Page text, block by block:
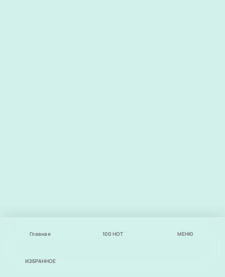
Главная 100 НОТ МЕНЮ
ИЗБРАННОЕ